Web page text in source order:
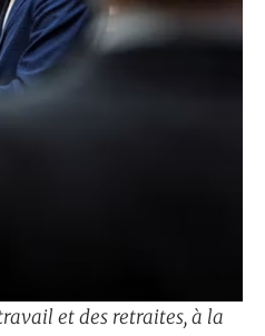
et des retraites, à la